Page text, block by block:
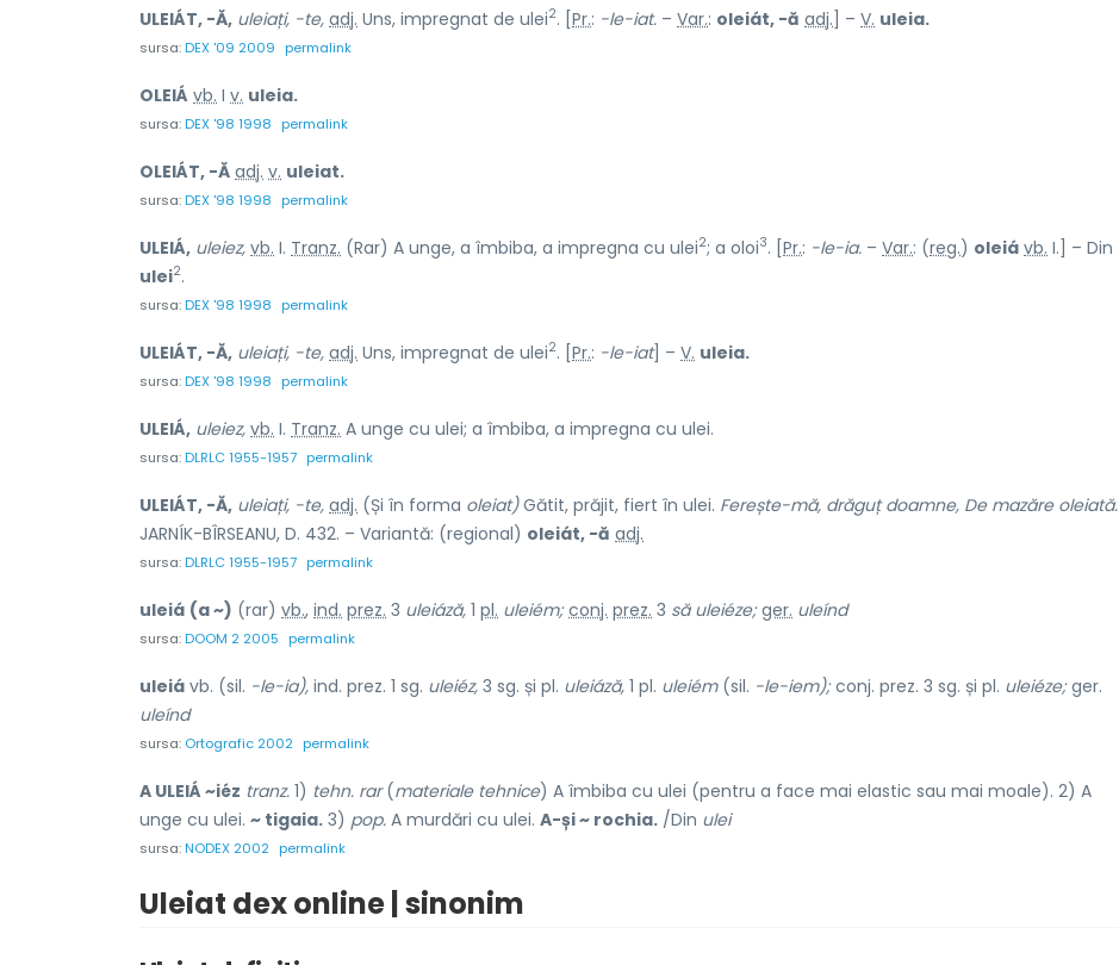
ULEIÁT, -Ă, uleiați, -te, adj. Uns, impregnat de ulei2. [Pr.: -le-iat. – Var.: oleiát, -ă adj.] – V. uleia.
sursa:DEX '09 2009 permalink
OLEIÁ vb. I v. uleia.
sursa:DEX '98 1998 permalink
OLEIÁT, -Ă adj. v. uleiat.
sursa:DEX '98 1998 permalink
ULEIÁ, uleiez, vb. I. Tranz. (Rar) A unge, a îmbiba, a impregna cu ulei2; a oloi3. [Pr.: -le-ia. – Var.: (reg.) oleiá vb. I.] – Din
ulei2.
sursa:DEX '98 1998 permalink
ULEIÁT, -Ă, uleiați, -te, adj. Uns, impregnat de ulei2. [Pr.: -le-iat] – V. uleia.
sursa:DEX '98 1998 permalink
ULEIÁ, uleiez, vb. I. Tranz. A unge cu ulei; a îmbiba, a impregna cu ulei.
sursa:DLRLC 1955-1957 permalink
ULEIÁT, -Ă, uleiați, -te, adj. (Și în forma oleiat)Gătit, prăjit, fiert în ulei. Ferește-mă, drăguț doamne, De mazăre oleiată.
JARNÍK-BÎRSEANU, D. 432. – Variantă: (regional) oleiát, -ă adj.
sursa:DLRLC 1955-1957 permalink
uleiá (a ~) (rar) vb., ind. prez. 3 uleiáză, 1 pl. uleiém; conj. prez. 3 să uleiéze; ger. uleínd
sursa:DOOM 2 2005 permalink
uleiá vb. (sil. -le-ia), ind. prez. 1 sg. uleiéz, 3 sg. și pl. uleiáză, 1 pl. uleiém(sil. -le-iem);conj. prez. 3 sg. și pl. uleiéze;ger.
uleínd
sursa: Ortografic 2002 permalink
A ULEIÁ ~iéz tranz. 1) tehn. rar(materiale tehnice) A îmbiba cu ulei (pentru a face mai elastic sau mai moale). 2) A
unge cu ulei. ~ tigaia. 3) pop. A murdări cu ulei. A-și ~ rochia. /Din ulei
sursa:NODEX 2002 permalink
Uleiat dex online | sinonim